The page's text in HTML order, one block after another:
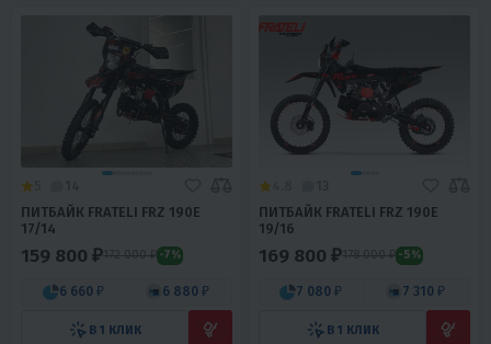
ПИТБАЙК FRATELI FRZ 190E
17/14
159 800 ₽172 000 ₽ -7%
6 660 ₽ 6 880 ₽
В 1 КЛИК
ПИТБАЙК FRATELI FRZ 190E
19/16
169 800 ₽178 000 ₽ -5%
7 080 ₽ 7 310 ₽
В 1 КЛИК